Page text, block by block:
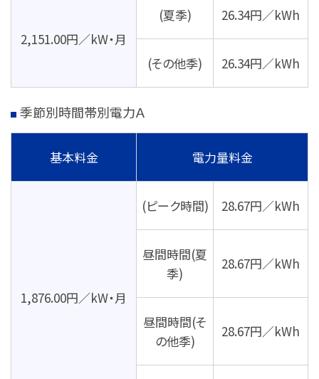
2,151.00円／kW・月
(夏季) 26.34円／kWh
(その他季) 26.34円／kWh
季節別時間帯別電力Ａ
基本料金 電力量料金
1,876.00円／kW・月
(ピーク時間) 28.67円／kWh
昼間時間(夏
季)
28.67円／kWh
昼間時間(そ
の他季)
28.67円／kWh